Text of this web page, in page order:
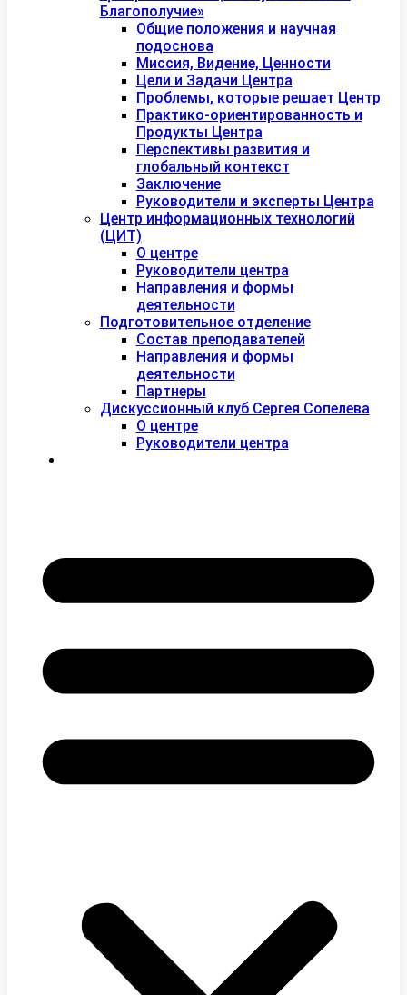
Благополучие»
Общие положения и научная
подоснова
Миссия, Видение, Ценности
Цели и Задачи Центра
Проблемы, которые решает Центр
Практико-ориентированность и
Продукты Центра
Перспективы развития и
глобальный контекст
Заключение
Руководители и эксперты Центра
Центр информационных технологий
(ЦИТ)
О центре
Руководители центра
Направления и формы
деятельности
Подготовительное отделение
Состав преподавателей
Направления и формы
деятельности
Партнеры
Дискуссионный клуб Сергея Сопелева
О центре
Руководители центра